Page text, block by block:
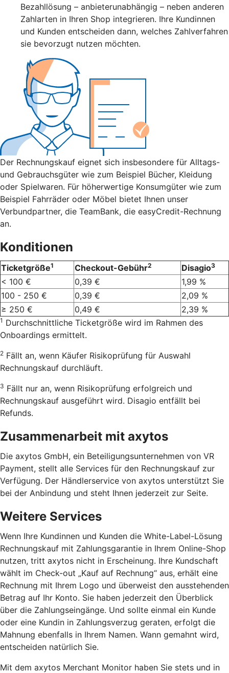
Bezahllösung – anbieterunabhängig – neben anderen
Zahlarten in Ihren Shop integrieren. Ihre Kundinnen
und Kunden entscheiden dann, welches Zahlverfahren
sie bevorzugt nutzen möchten.
Der Rechnungskauf eignet sich insbesondere für Alltags-
und Gebrauchsgüter wie zum Beispiel Bücher, Kleidung
oder Spielwaren. Für höherwertige Konsumgüter wie zum
Beispiel Fahrräder oder Möbel bietet Ihnen unser
Verbundpartner, die TeamBank, die easyCredit-Rechnung
an.
Konditionen
Ticketgröße1 Checkout-Gebühr2 Disagio3
< 100 € 0,39 €
1,99 %
100 - 250 €
0,39 €
2,09 %
≥ 250 €
0,49 € 2,39 %
1 Durchschnittliche Ticketgröße wird im Rahmen des
Onboardings ermittelt.
2 Fällt an, wenn Käufer Risikoprüfung für Auswahl
Rechnungskauf durchläuft.
3 Fällt nur an, wenn Risikoprüfung erfolgreich und
Rechnungskauf ausgeführt wird. Disagio entfällt bei
Refunds.
Zusammenarbeit mit axytos
Die axytos GmbH, ein Beteiligungsunternehmen von VR
Payment, stellt alle Services für den Rechnungskauf zur
Verfügung. Der Händlerservice von axytos unterstützt Sie
bei der Anbindung und steht Ihnen jederzeit zur Seite.
Weitere Services
Wenn Ihre Kundinnen und Kunden die White-Label-Lösung
Rechnungskauf mit Zahlungsgarantie in Ihrem Online-Shop
nutzen, tritt axytos nicht in Erscheinung. Ihre Kundschaft
wählt im Check-out „Kauf auf Rechnung“ aus, erhält eine
Rechnung mit Ihrem Logo und überweist den ausstehenden
Betrag auf Ihr Konto. Sie haben jederzeit den Überblick
über die Zahlungseingänge. Und sollte einmal ein Kunde
oder eine Kundin in Zahlungsverzug geraten, erfolgt die
Mahnung ebenfalls in Ihrem Namen. Wann gemahnt wird,
entscheiden natürlich Sie.
Mit dem axytos Merchant Monitor haben Sie stets und in